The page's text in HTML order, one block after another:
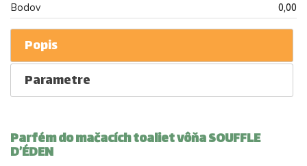
Bodov
0,00
Popis
Parametre
Parfém do mačacích toaliet vôňa SOUFFLE
D’ÉDEN